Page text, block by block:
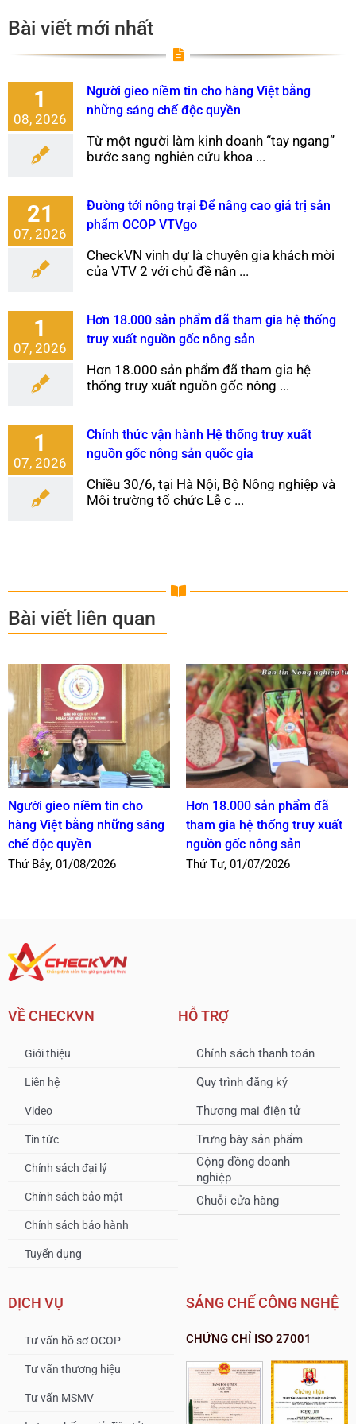
Bài viết mới nhất
1
08, 2026
Người gieo niềm tin cho hàng Việt bằng
những sáng chế độc quyền
Từ một người làm kinh doanh “tay ngang”
bước sang nghiên cứu khoa ...
21
07, 2026
Đường tới nông trại Để nâng cao giá trị sản
phẩm OCOP VTVgo
CheckVN vinh dự là chuyên gia khách mời
của VTV 2 với chủ đề nân ...
1
07, 2026
Hơn 18.000 sản phẩm đã tham gia hệ thống
truy xuất nguồn gốc nông sản
Hơn 18.000 sản phẩm đã tham gia hệ
thống truy xuất nguồn gốc nông ...
1
07, 2026
Chính thức vận hành Hệ thống truy xuất
nguồn gốc nông sản quốc gia
Chiều 30/6, tại Hà Nội, Bộ Nông nghiệp và
Môi trường tổ chức Lễ c ...
Bài viết liên quan
Người gieo niềm tin cho
hàng Việt bằng những sáng
chế độc quyền
Thứ Bảy, 01/08/2026
Hơn 18.000 sản phẩm đã
tham gia hệ thống truy xuất
nguồn gốc nông sản
Thứ Tư, 01/07/2026
VỀ CHECKVN
Giới thiệu
Liên hệ
Video
Tin tức
Chính sách đại lý
Chính sách bảo mật
Chính sách bảo hành
Tuyển dụng
HỖ TRỢ
Chính sách thanh toán
Quy trình đăng ký
Thương mại điện tử
Trưng bày sản phẩm
Cộng đồng doanh
nghiệp
Chuỗi cửa hàng
DỊCH VỤ
Tư vấn hồ sơ OCOP
Tư vấn thương hiệu
Tư vấn MSMV
SÁNG CHẾ CÔNG NGHỆ
CHỨNG CHỈ ISO 27001